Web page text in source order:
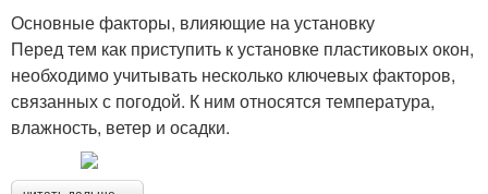
Основные факторы, влияющие на установку
Перед тем как приступить к установке пластиковых окон,
необходимо учитывать несколько ключевых факторов,
связанных с погодой. К ним относятся температура,
влажность, ветер и осадки.